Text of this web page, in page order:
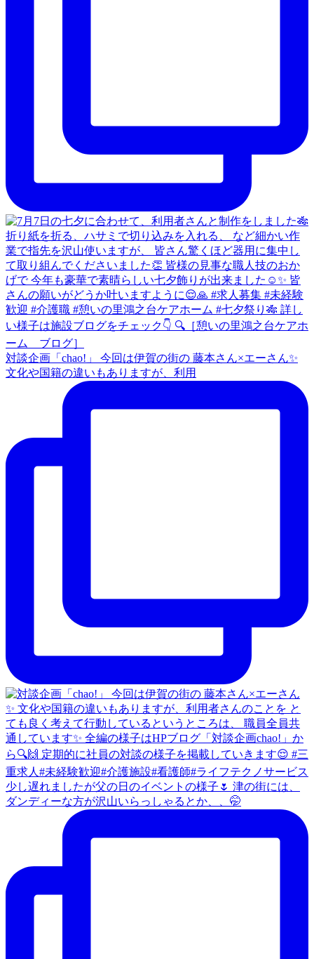
対談企画「chao!」 今回は伊賀の街の 藤本さん×エーさん✨
文化や国籍の違いもありますが、利用
少し遅れましたが父の日のイベントの様子🌷 津の街には、
ダンディーな方が沢山いらっしゃるとか、、🤭